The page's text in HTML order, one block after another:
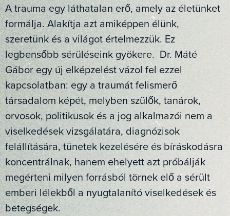
A trauma egy láthatalan erő, amely az életünket
formálja. Alakítja azt amiképpen élünk,
szeretünk és a világot értelmezzük. Ez
legbensőbb sérüléseink gyökere. Dr. Máté
Gábor egy új elképzelést vázol fel ezzel
kapcsolatban: egy a traumát felismerő
társadalom képét, melyben szülők, tanárok,
orvosok, politikusok és a jog alkalmazói nem a
viselkedések vizsgálatára, diagnózisok
felállítására, tünetek kezelésére és bíráskodásra
koncentrálnak, hanem ehelyett azt próbálják
megérteni milyen forrásból törnek elő a sérült
emberi lélekből a nyugtalanító viselkedések és
betegségek.